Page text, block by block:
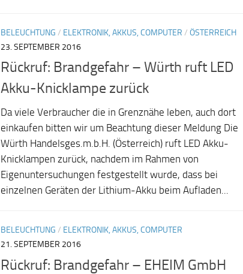
BELEUCHTUNG / ELEKTRONIK, AKKUS, COMPUTER / ÖSTERREICH
23. SEPTEMBER 2016
Rückruf: Brandgefahr – Würth ruft LED
Akku-Knicklampe zurück
Da viele Verbraucher die in Grenznähe leben, auch dort
einkaufen bitten wir um Beachtung dieser Meldung Die
Würth Handelsges.m.b.H. (Österreich) ruft LED Akku-
Knicklampen zurück, nachdem im Rahmen von
Eigenuntersuchungen festgestellt wurde, dass bei
einzelnen Geräten der Lithium-Akku beim Aufladen...
BELEUCHTUNG / ELEKTRONIK, AKKUS, COMPUTER
21. SEPTEMBER 2016
Rückruf: Brandgefahr – EHEIM GmbH